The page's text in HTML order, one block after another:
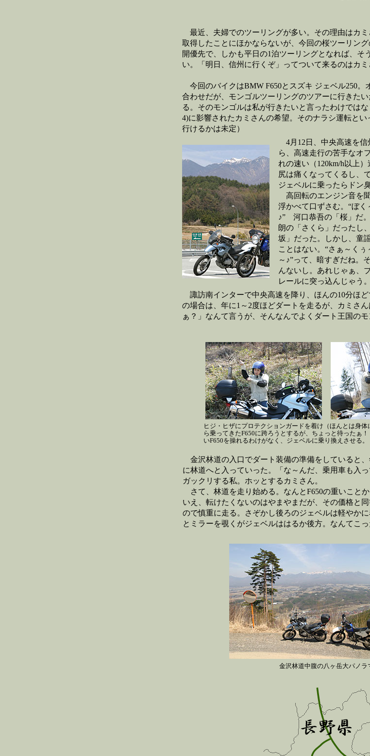
最近、夫婦でのツーリングが多い。その理由はカ
取得したことにほかならないが、今回の桜ツーリン
開優先で、しかも平日の1泊ツーリングとなれば、そ
い。「明日、信州に行くぞ」ってついて来るのはカミ
今回のバイクはBMW F650とスズキ ジェベル250。
合わせだが、モンゴルツーリングのツアーに行きた
る。そのモンゴルは私が行きたいと言ったわけでは
4)に影響されたカミさんの希望。そのナラシ運転と
行けるかは未定）
4月12日、中央高速を信
ら、高速走行の苦手なオ
れの速い（120km/h以上
尻は痛くなってくるし、
ジェベルに乗ったらドン
高回転のエンジン音を
浮かべて口ずさむ。“ぼ
♪” 河口恭吾の「桜」だ
朗の「さくら」だったし
坂」だった。しかし、童
ことはない。“さぁ～く
～♪”って、暗すぎだね。
んないし。あれじゃぁ、
レールに突っ込んじゃう。
諏訪南インターで中央高速を降り、ほんの10分ほ
の場合は、年に1～2度ほどダートを走るが、カミさ
ぁ？」なんて言うが、そんなんでよくダート王国の
ヒジ・ヒザにプロテクションガードを着け（ほんとは身
ら乗ってきたF650に跨ろうとするが、ちょっと待ったぁ
いF650を操れるわけがなく、ジェベルに乗り換えさせる。
金沢林道の入口でダート装備の準備をしていると
に林道へと入っていった。「な～んだ、乗用車も入
ガックリする私。ホッとするカミさん。
さて、林道を走り始める。なんとF650の重いこと
いえ、転けたくないのはやまやまだが、その価格と
ので慎重に走る。さぞかし後ろのジェベルは軽やか
とミラーを覗くがジェベルははるか後方。なんてこっ
金沢林道中腹の八ヶ岳大パノラ